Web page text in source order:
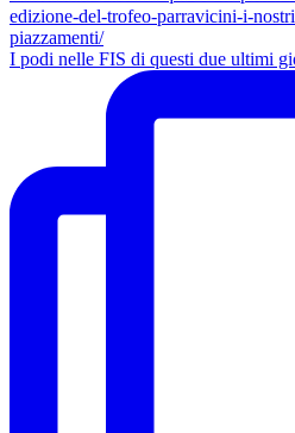
I podi nelle FIS di questi due ultimi